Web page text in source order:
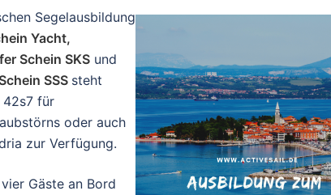
Segelausbildung
Yacht,
Schein SKS und
SSS steht
42s7 für
oder auch
zur Verfügung.
Gäste an Bord